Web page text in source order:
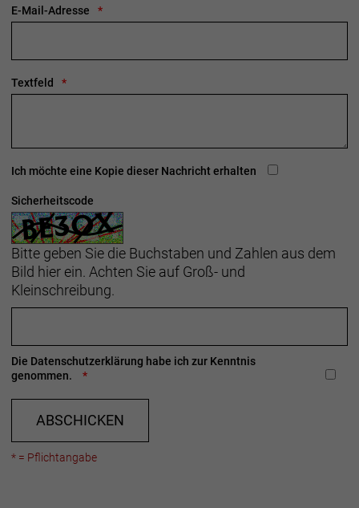
E-Mail-Adresse
Textfeld
Ich möchte eine Kopie dieser Nachricht erhalten
Sicherheitscode
Bitte geben Sie die Buchstaben und Zahlen aus dem
Bild hier ein. Achten Sie auf Groß- und
Kleinschreibung.
Die Datenschutzerklärung habe ich zur Kenntnis
genommen.
ABSCHICKEN
* = Pflichtangabe